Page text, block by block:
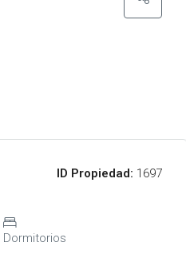
ID Propiedad: 1697
Dormitorios